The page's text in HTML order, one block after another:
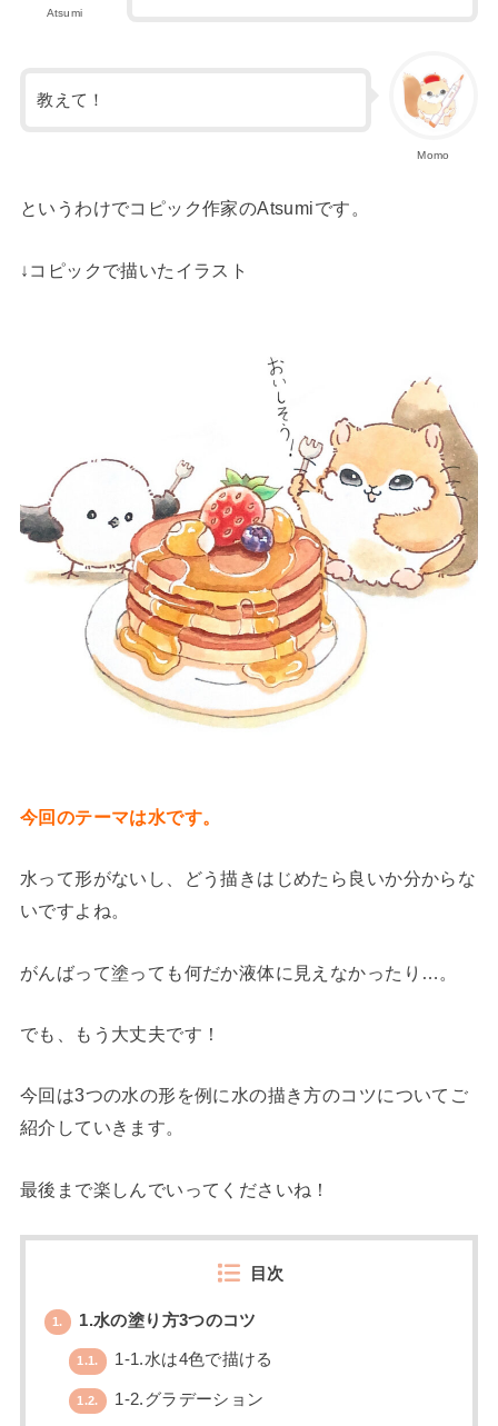
Atsumi
Momo
教えて！
というわけでコピック作家のAtsumiです。
↓コピックで描いたイラスト
今回のテーマは水です。
水って形がないし、どう描きはじめたら良いか分からな
いですよね。
がんばって塗っても何だか液体に見えなかったり…。
でも、もう大丈夫です！
今回は3つの水の形を例に水の描き方のコツについてご
紹介していきます。
最後まで楽しんでいってくださいね！
目次
1. 1.水の塗り方3つのコツ
1.1. 1-1.水は4色で描ける
1.2. 1-2.グラデーション